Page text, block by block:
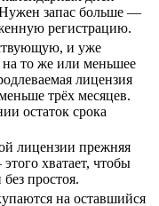
запас больше —
регистрацию.
и уже
то же или меньшее
лицензия
трёх месяцев.
остаток срока
лицензии прежняя
хватает, чтобы
простоя.
на оставшийся